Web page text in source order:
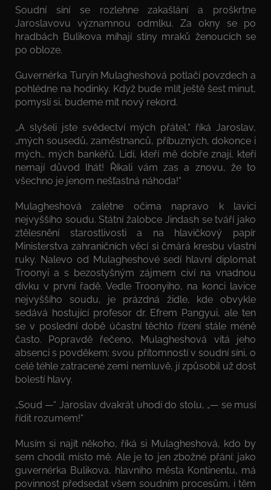
Soudní síní se rozlehne zakašlání a proškrtne
Jaroslavovu významnou odmlku. Za okny se po
hradbách Bulikova míhají stíny mraků ženoucích se
po obloze.
Guvernérka Turyin Mulagheshová potlačí povzdech a
pohlédne na hodinky. Když bude mlít ještě šest minut,
pomyslí si, budeme mít nový rekord.
„A slyšeli jste svědectví mých přátel,“ říká Jaroslav,
„mých sousedů, zaměstnanců, příbuzných, dokonce i
mých… mých bankéřů. Lidí, kteří mě dobře znají, kteří
nemají důvod lhát! Říkali vám zas a znovu, že to
všechno je jenom nešťastná náhoda!“
Mulagheshová zalétne očima napravo k lavici
nejvyššího soudu. Státní žalobce Jindash se tváří jako
ztělesnění starostlivosti a na hlavičkový papír
Ministerstva zahraničních věcí si čmárá kresbu vlastní
ruky. Nalevo od Mulagheshové sedí hlavní diplomat
Troonyi a s bezostyšným zájmem civí na vnadnou
dívku v první řadě. Vedle Troonyiho, na konci lavice
nejvyššího soudu, je prázdná židle, kde obvykle
sedává hostující profesor dr. Efrem Pangyui, ale ten
se v poslední době účastní těchto řízení stále méně
často. Popravdě řečeno, Mulagheshová vítá jeho
absenci s povděkem: svou přítomností v soudní síni, o
celé téhle zatracené zemi nemluvě, jí způsobil už dost
bolestí hlavy.
„Soud —“ Jaroslav dvakrát uhodí do stolu, „— se musí
řídit rozumem!“
Musím si najít někoho, říká si Mulagheshová, kdo by
sem chodil místo mě. Ale je to jen zbožné přání: jako
guvernérka Bulikova, hlavního města Kontinentu, má
povinnost předsedat všem soudním procesům, i těm